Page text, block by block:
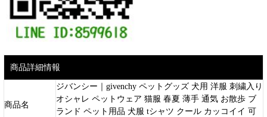
商品詳細情報
商品名
ジバンシー｜givenchy ペットグッズ 犬用 洋服 刺繍入り
オシャレ ペットウェア 猫服 春夏 薄手 通気 お散歩 ブ
ランド ペット用品 犬服 tシャツ クール カッコイイ 可